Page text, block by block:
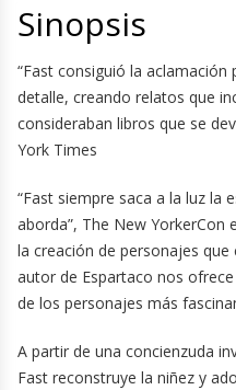
Sinopsis
“Fast consiguió la
detalle, creando relatos que
consideraban libros que se
York Times
“Fast siempre saca a la luz la
aborda”, The New
la creación de personajes
autor de Espartaco nos
de los personajes más
A partir de una concienzuda
Fast reconstruye la niñez y